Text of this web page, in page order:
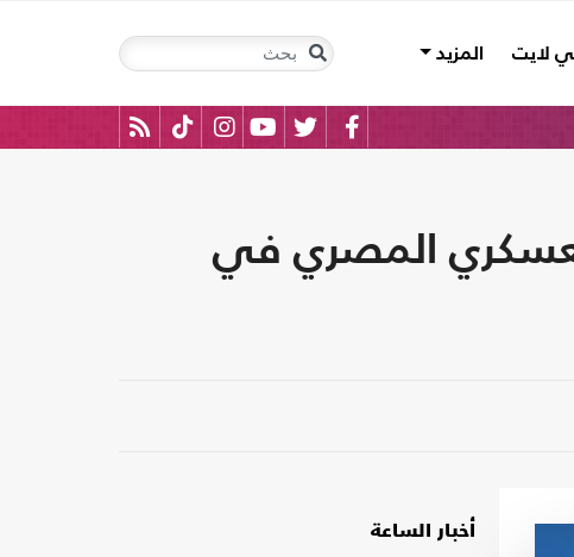
لايت المزيد
المصري في
أخبار الساعة